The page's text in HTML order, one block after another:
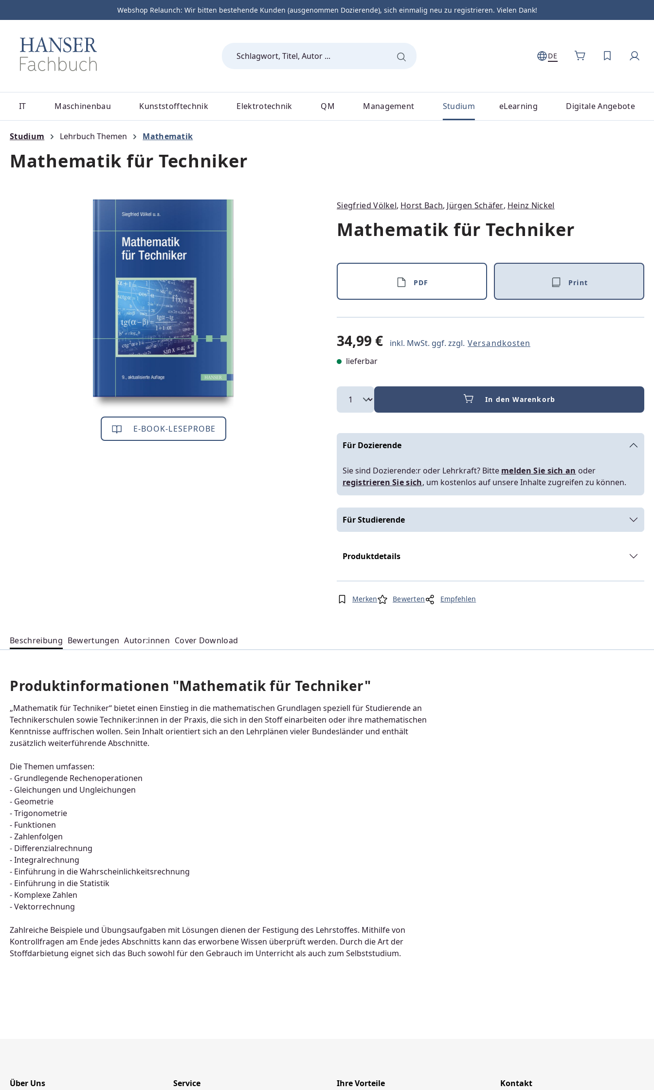
Zur Hauptnavigation springenWebshop Relaunch: Wir bitten bestehende Kunden (ausgenommen Dozierende), sich einmalig neu zu registrieren. Vielen Dank!
DE DU HAST 0
IT Maschinenbau Kunststofftechnik Elektrotechnik QM Management Studium eLearning Digitale Angebote
Studium Lehrbuch Themen Mathematik
Mathematik für Techniker
E-BOOK-LESEPROBE
Siegfried Völkel, Horst Bach, Jürgen Schäfer, Heinz Nickel
Mathematik für Techniker
PDF Print
34,99 € inkl. MwSt. ggf. zzgl. Versandkosten
lieferbar
In den Warenkorb
Für Dozierende
Sie sind Dozierende:r oder Lehrkraft? Bitte melden Sie sich an oder
registrieren Sie sich, um kostenlos auf unsere Inhalte zugreifen zu können.
Für Studierende
Produktdetails
Merken Bewerten Empfehlen
Beschreibung Bewertungen Autor:innen Cover Download
Produktinformationen "Mathematik für Techniker"
„Mathematik für Techniker“ bietet einen Einstieg in die mathematischen Grundlagen speziell für Studierende an
Technikerschulen sowie Techniker:innen in der Praxis, die sich in den Stoff einarbeiten oder ihre mathematischen
Kenntnisse auffrischen wollen. Sein Inhalt orientiert sich an den Lehrplänen vieler Bundesländer und enthält
zusätzlich weiterführende Abschnitte.
Die Themen umfassen:
- Grundlegende Rechenoperationen
- Gleichungen und Ungleichungen
- Geometrie
- Trigonometrie
- Funktionen
- Zahlenfolgen
- Differenzialrechnung
- Integralrechnung
- Einführung in die Wahrscheinlichkeitsrechnung
- Einführung in die Statistik
- Komplexe Zahlen
- Vektorrechnung
Zahlreiche Beispiele und Übungsaufgaben mit Lösungen dienen der Festigung des Lehrstoffes. Mithilfe von
Kontrollfragen am Ende jedes Abschnitts kann das erworbene Wissen überprüft werden. Durch die Art der
Stoffdarbietung eignet sich das Buch sowohl für den Gebrauch im Unterricht als auch zum Selbststudium.
Über Uns Service Ihre Vorteile Kontakt